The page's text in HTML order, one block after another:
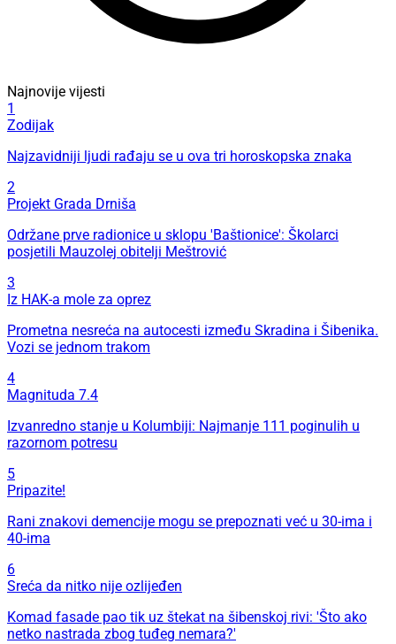
Najnovije vijesti
1
Zodijak
Najzavidniji ljudi rađaju se u ova tri horoskopska znaka
2
Projekt Grada Drniša
Održane prve radionice u sklopu 'Baštionice': Školarci
posjetili Mauzolej obitelji Meštrović
3
Iz HAK-a mole za oprez
Prometna nesreća na autocesti između Skradina i Šibenika.
Vozi se jednom trakom
4
Magnituda 7.4
Izvanredno stanje u Kolumbiji: Najmanje 111 poginulih u
razornom potresu
5
Pripazite!
Rani znakovi demencije mogu se prepoznati već u 30-ima i
40-ima
6
Sreća da nitko nije ozlijeđen
Komad fasade pao tik uz štekat na šibenskoj rivi: 'Što ako
netko nastrada zbog tuđeg nemara?'